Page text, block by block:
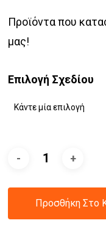
Προϊόντα που
μας!
Επιλογή Σχεδίου
Προσθήκη Στο